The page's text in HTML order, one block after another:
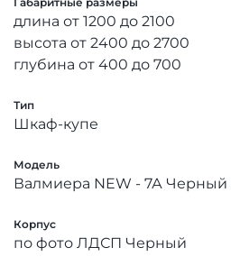
длина от 1200 до 2100
высота от 2400 до 2700
глубина от 400 до 700
Тип
Шкаф-купе
Модель
Валмиера NEW - 7А Черный
Корпус
по фото ЛДСП Черный